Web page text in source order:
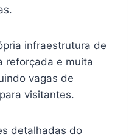
infraestrutura de
reforçada e muita
vagas de
visitantes.
detalhadas do